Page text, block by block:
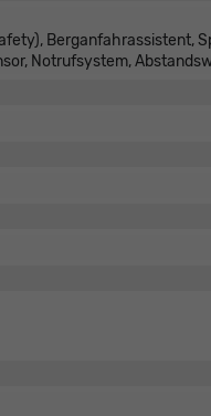
Berganfahrassistent,
Notrufsystem,